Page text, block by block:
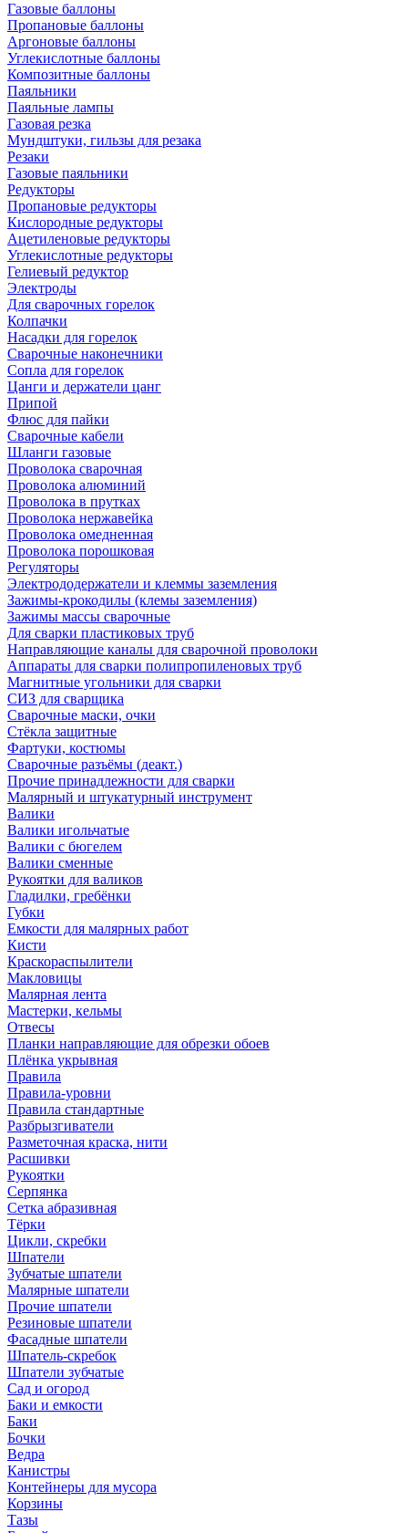
Газовые баллоны
Пропановые баллоны
Аргоновые баллоны
Углекислотные баллоны
Композитные баллоны
Паяльники
Паяльные лампы
Газовая резка
Мундштуки, гильзы для резака
Резаки
Газовые паяльники
Редукторы
Пропановые редукторы
Кислородные редукторы
Ацетиленовые редукторы
Углекислотные редукторы
Гелиевый редуктор
Электроды
Для сварочных горелок
Колпачки
Насадки для горелок
Сварочные наконечники
Сопла для горелок
Цанги и держатели цанг
Припой
Флюс для пайки
Сварочные кабели
Шланги газовые
Проволока сварочная
Проволока алюминий
Проволока в прутках
Проволока нержавейка
Проволока омедненная
Проволока порошковая
Регуляторы
Электрододержатели и клеммы заземления
Зажимы-крокодилы (клемы заземления)
Зажимы массы сварочные
Для сварки пластиковых труб
Направляющие каналы для сварочной проволоки
Аппараты для сварки полипропиленовых труб
Магнитные угольники для сварки
СИЗ для сварщика
Сварочные маски, очки
Стёкла защитные
Фартуки, костюмы
Сварочные разъёмы (деакт.)
Прочие принадлежности для сварки
Малярный и штукатурный инструмент
Валики
Валики игольчатые
Валики с бюгелем
Валики сменные
Рукоятки для валиков
Гладилки, гребёнки
Губки
Емкости для малярных работ
Кисти
Краскораспылители
Макловицы
Малярная лента
Мастерки, кельмы
Отвесы
Планки направляющие для обрезки обоев
Плёнка укрывная
Правила
Правила-уровни
Правила стандартные
Разбрызгиватели
Разметочная краска, нити
Расшивки
Рукоятки
Серпянка
Сетка абразивная
Тёрки
Цикли, скребки
Шпатели
Зубчатые шпатели
Малярные шпатели
Прочие шпатели
Резиновые шпатели
Фасадные шпатели
Шпатель-скребок
Шпатели зубчатые
Сад и огород
Баки и емкости
Баки
Бочки
Ведра
Канистры
Контейнеры для мусора
Корзины
Тазы